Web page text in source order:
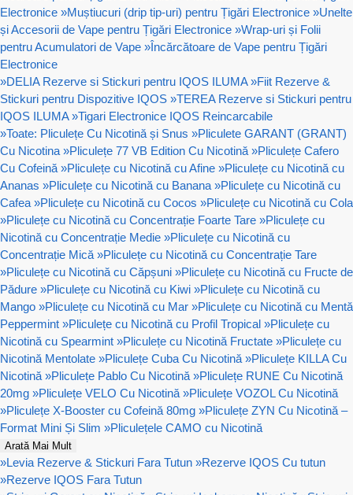
Electronice »Muștiucuri (drip tip-uri) pentru Țigări Electronice »Unelte
și Accesorii de Vape pentru Țigări Electronice »Wrap-uri și Folii
pentru Acumulatori de Vape »Încărcătoare de Vape pentru Țigări
Electronice
»DELIA Rezerve si Stickuri pentru IQOS ILUMA »Fiit Rezerve &
Stickuri pentru Dispozitive IQOS »TEREA Rezerve si Stickuri pentru
IQOS ILUMA »Tigari Electronice IQOS Reincarcabile
»Toate: Pliculețe Cu Nicotină și Snus »Pliculete GARANT (GRANT)
Cu Nicotina »Pliculețe 77 VB Edition Cu Nicotină »Pliculețe Cafero
Cu Cofeină »Pliculețe cu Nicotină cu Afine »Pliculețe cu Nicotină cu
Ananas »Pliculețe cu Nicotină cu Banana »Pliculețe cu Nicotină cu
Cafea »Pliculețe cu Nicotină cu Cocos »Pliculețe cu Nicotină cu Cola
»Pliculețe cu Nicotină cu Concentrație Foarte Tare »Pliculețe cu
Nicotină cu Concentrație Medie »Pliculețe cu Nicotină cu
Concentrație Mică »Pliculețe cu Nicotină cu Concentrație Tare
»Pliculețe cu Nicotină cu Căpșuni »Pliculețe cu Nicotină cu Fructe de
Pădure »Pliculețe cu Nicotină cu Kiwi »Pliculețe cu Nicotină cu
Mango »Pliculețe cu Nicotină cu Mar »Pliculețe cu Nicotină cu Mentă
Peppermint »Pliculețe cu Nicotină cu Profil Tropical »Pliculețe cu
Nicotină cu Spearmint »Pliculețe cu Nicotină Fructate »Pliculețe cu
Nicotină Mentolate »Pliculețe Cuba Cu Nicotină »Pliculețe KILLA Cu
Nicotină »Pliculețe Pablo Cu Nicotină »Pliculețe RUNE Cu Nicotină
20mg »Pliculețe VELO Cu Nicotină »Pliculețe VOZOL Cu Nicotină
»Pliculețe X-Booster cu Cofeină 80mg »Pliculețe ZYN Cu Nicotină –
Format Mini Și Slim »Pliculețele CAMO cu Nicotină
Arată Mai Mult
»Levia Rezerve & Stickuri Fara Tutun »Rezerve IQOS Cu tutun
»Rezerve IQOS Fara Tutun